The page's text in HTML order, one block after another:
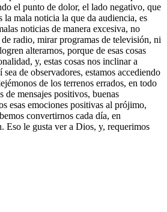
el punto de dolor, el lado negativo, que
la mala noticia la que da audiencia, es
noticias de manera excesiva, no
radio, mirar programas de televisión, ni
alterarnos, porque de esas cosas
y, estas cosas nos inclinar a
de observadores, estamos accediendo
de los terrenos errados, en todo
de mensajes positivos, buenas
esas emociones positivas al prójimo,
convertirnos cada día, en
Eso le gusta ver a Dios, y, requerimos